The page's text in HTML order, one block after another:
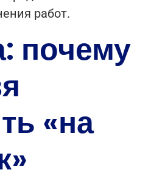
работ.
почему
«на